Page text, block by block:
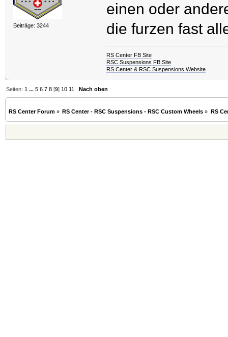
Beiträge: 3244
einen oder
die furzen fast
RS Center FB Site
RSC Suspensions FB Site
RS Center & RSC Suspensions Website
Seiten:1 ...5 6 7 8 [9]10 11 Nach oben
RS Center Forum » RS Center - RSC Suspensions - RSC Custom Wheels » RS